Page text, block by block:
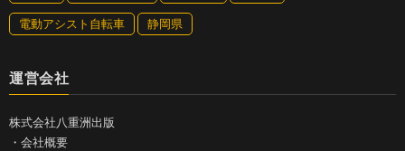
電動アシスト自転車 静岡県
運営会社
株式会社八重洲出版
・ 会社概要